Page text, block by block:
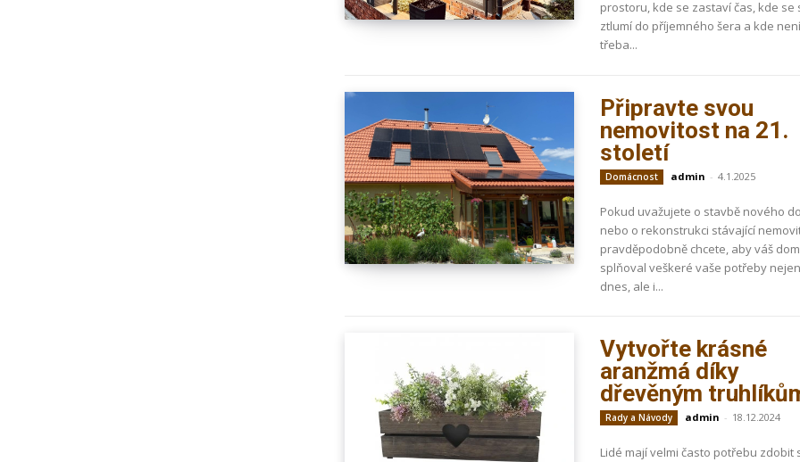
prostoru, kde se zastaví čas, kde se
ztlumí do příjemného šera a kde není
třeba...
Připravte svou
nemovitost na 21.
století
Domácnost admin - 4.1.2025
Pokud uvažujete o stavbě nového
nebo o rekonstrukci stávající
pravděpodobně chcete, aby váš
splňoval veškeré vaše potřeby nejen
dnes, ale i...
Vytvořte krásné
aranžmá díky
dřevěným
Rady a Návody admin - 18.12.2024
Lidé mají velmi často potřebu zdobit